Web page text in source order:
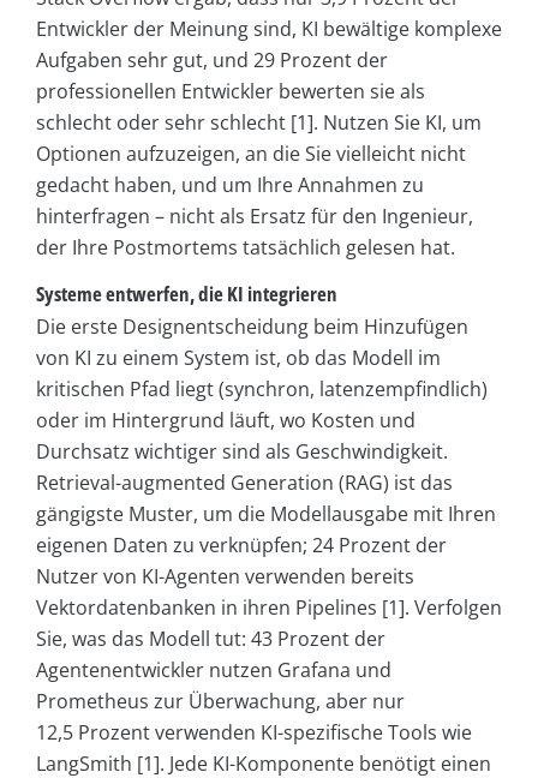
Entwickler der Meinung sind, KI bewältige komplexe
Aufgaben sehr gut, und 29 Prozent der
professionellen Entwickler bewerten sie als
schlecht oder sehr schlecht [1]. Nutzen Sie KI, um
Optionen aufzuzeigen, an die Sie vielleicht nicht
gedacht haben, und um Ihre Annahmen zu
hinterfragen – nicht als Ersatz für den Ingenieur,
der Ihre Postmortems tatsächlich gelesen hat.
Systeme entwerfen, die KI integrieren
Die erste Designentscheidung beim Hinzufügen
von KI zu einem System ist, ob das Modell im
kritischen Pfad liegt (synchron, latenzempfindlich)
oder im Hintergrund läuft, wo Kosten und
Durchsatz wichtiger sind als Geschwindigkeit.
Retrieval-augmented Generation (RAG) ist das
gängigste Muster, um die Modellausgabe mit Ihren
eigenen Daten zu verknüpfen; 24 Prozent der
Nutzer von KI-Agenten verwenden bereits
Vektordatenbanken in ihren Pipelines [1]. Verfolgen
Sie, was das Modell tut: 43 Prozent der
Agentenentwickler nutzen Grafana und
Prometheus zur Überwachung, aber nur
12,5 Prozent verwenden KI-spezifische Tools wie
LangSmith [1]. Jede KI-Komponente benötigt einen